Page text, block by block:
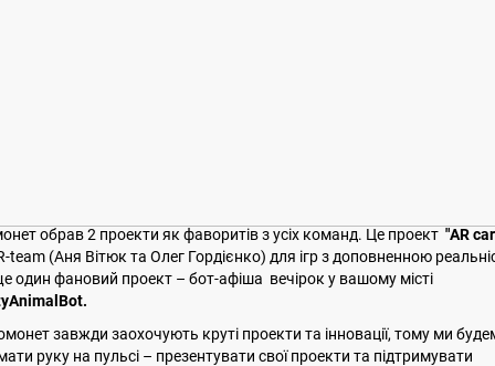
обрав 2 проекти як фаворитів з усіх команд. Це проект "AR
team (Аня Вітюк та Олег Гордієнко) для ігр з доповненною
один фановий проект – бот-афіша вечірок у вашому місті
завжди заохочують круті проекти та інновації, тому ми
руку на пульсі – презентувати свої проекти та підтримувати